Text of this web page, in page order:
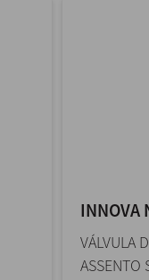
INNOVA
VÁLVULA
ASSENTO